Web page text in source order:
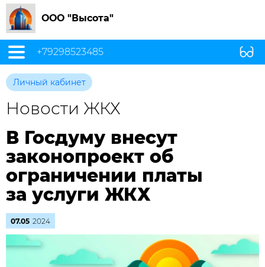
ООО "Высота"
+79298523485
Личный кабинет
Новости ЖКХ
В Госдуму внесут
законопроект об
ограничении платы
за услуги ЖКХ
07.05 2024